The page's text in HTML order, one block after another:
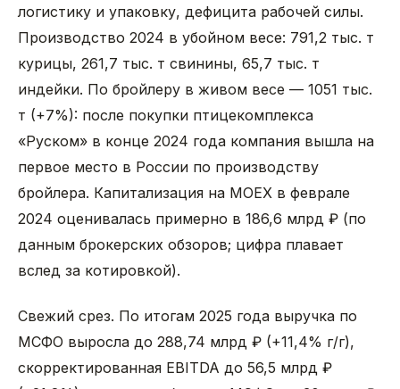
логистику и упаковку, дефицита рабочей силы.
Производство 2024 в убойном весе: 791,2 тыс. т
курицы, 261,7 тыс. т свинины, 65,7 тыс. т
индейки. По бройлеру в живом весе — 1051 тыс.
т (+7%): после покупки птицекомплекса
«Руском» в конце 2024 года компания вышла на
первое место в России по производству
бройлера. Капитализация на MOEX в феврале
2024 оценивалась примерно в 186,6 млрд ₽ (по
данным брокерских обзоров; цифра плавает
вслед за котировкой).
Свежий срез. По итогам 2025 года выручка по
МСФО выросла до 288,74 млрд ₽ (+11,4% г/г),
скорректированная EBITDA до 56,5 млрд ₽